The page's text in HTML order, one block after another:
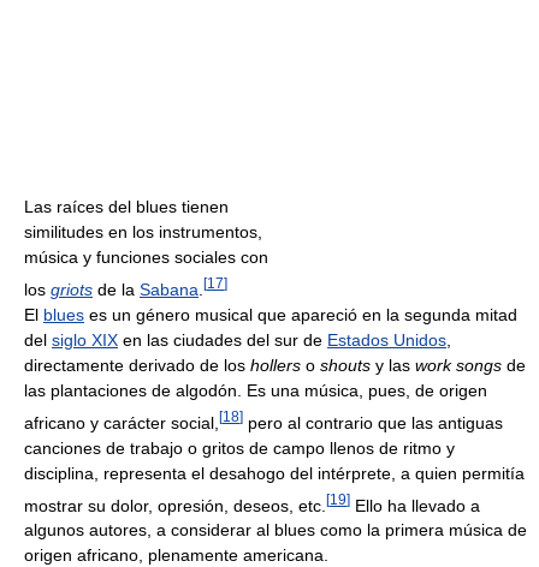
Las raíces del blues tienen
similitudes en los instrumentos,
música y funciones sociales con
los griots de la Sabana [17]
El blues es un género musical que apareció en la segunda mitad
del siglo XIX en las ciudades del sur de Estados Unidos
directamente derivado de los hollers o shouts y las work songs de
las plantaciones de algodón. Es una música, pues, de origen
africano y carácter social, [18] pero al contrario que las antiguas
canciones de trabajo o gritos de campo llenos de ritmo y
disciplina, representa el desahogo del intérprete, a quien permitía
mostrar su dolor, opresión, deseos, etc. [19] Ello ha llevado a
algunos autores, a considerar al blues como la primera música de
origen africano, plenamente americana.